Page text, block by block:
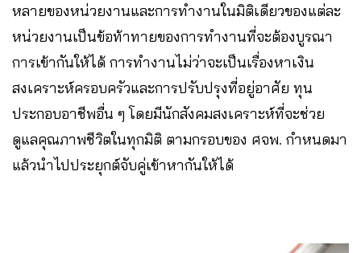
หลายของหน่วยงานและการทำงานในมิติเดียวของแต่ละ
หน่วยงานเป็นข้อท้าทายของการทำงานที่จะต้องบูรณา
การเข้ากันให้ได้ การทำงานไม่ว่าจะเป็นเรื่องหาเงิน
สงเคราะห์ครอบครัวและการปรับปรุงที่อยู่อาศัย ทุน
ประกอบอาชีพอื่น ๆ โดยมีนักสังคมสงเคราะห์ที่จะช่วย
ดูแลคุณภาพชีวิตในทุกมิติ ตามกรอบของ ศจพ. กำหนดมา
แล้วนำไปประยุกต์จับคู่เข้าหากันให้ได้